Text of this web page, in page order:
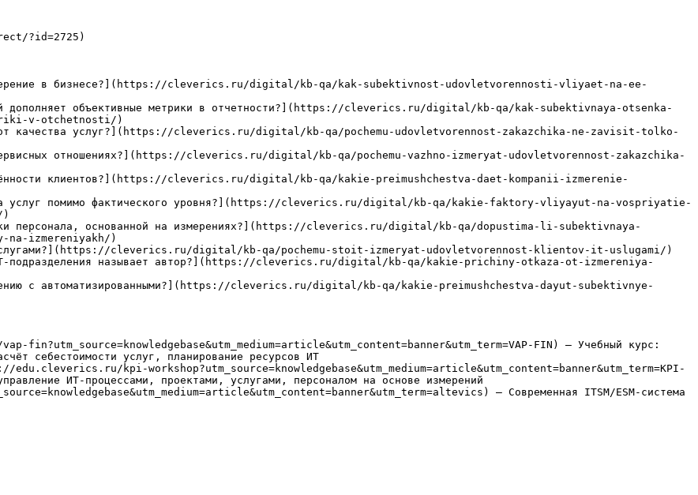
?id=2725)
в бизнесе?](https://cleverics.ru/digital/kb-qa/kak-subektivnost-udovletvorennosti-vliyaet-na-ee-
дополняет объективные метрики в отчетности?](https://cleverics.ru/digital/kb-qa/kak-subektivnaya-otsenka-
v-otchetnosti/)
от качества услуг?](https://cleverics.ru/digital/kb-qa/pochemu-udovletvorennost-zakazchika-ne-zavisit-tolko-
сервисных отношениях?](https://cleverics.ru/digital/kb-qa/pochemu-vazhno-izmeryat-udovletvorennost-zakazchika-
клиентов?](https://cleverics.ru/digital/kb-qa/kakie-preimushchestva-daet-kompanii-izmerenie-
услуг помимо фактического уровня?](https://cleverics.ru/digital/kb-qa/kakie-faktory-vliyayut-na-vospriyatie-
)
персонала, основанной на измерениях?](https://cleverics.ru/digital/kb-qa/dopustima-li-subektivnaya-
na-izmereniyakh/)
услугами?](https://cleverics.ru/digital/kb-qa/pochemu-stoit-izmeryat-udovletvorennost-klientov-it-uslugami/)
ИТ-подразделения называет автор?](https://cleverics.ru/digital/kb-qa/kakie-prichiny-otkaza-ot-izmereniya-
с автоматизированными?](https://cleverics.ru/digital/kb-qa/kakie-preimushchestva-dayut-subektivnye-
FIN) — Учебный курс:
себестоимости услуг, планирование ресурсов ИТ
kpi-workshop?utm_source=knowledgebase&utm_medium=article&utm_content=banner&utm_term=KPI-
ИТ-процессами, проектами, услугами, персоналом на основе измерений
— Современная ITSM/ESM-система